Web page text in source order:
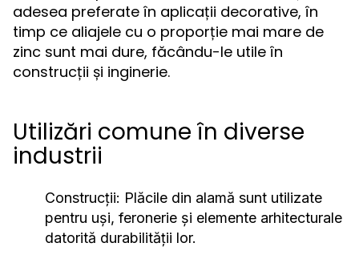
adesea preferate în aplicații decorative, în
timp ce aliajele cu o proporție mai mare de
zinc sunt mai dure, făcându-le utile în
construcții și inginerie.
Utilizări comune în diverse
industrii
Construcții: Plăcile din alamă sunt utilizate
pentru uși, feronerie și elemente arhitecturale
datorită durabilității lor.